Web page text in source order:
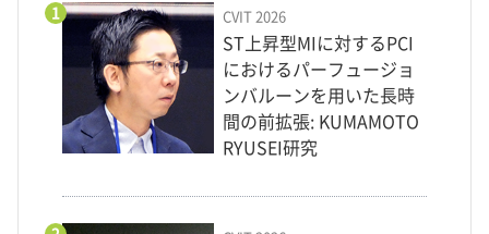
1 CVIT 2026
ST上昇型MIに対するPCI
におけるパーフュージョ
ンバルーンを用いた長時
間の前拡張: KUMAMOTO
RYUSEI研究